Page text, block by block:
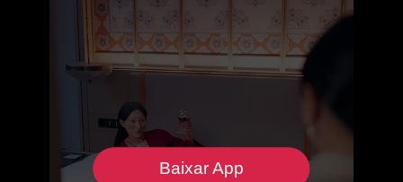
Baixar App